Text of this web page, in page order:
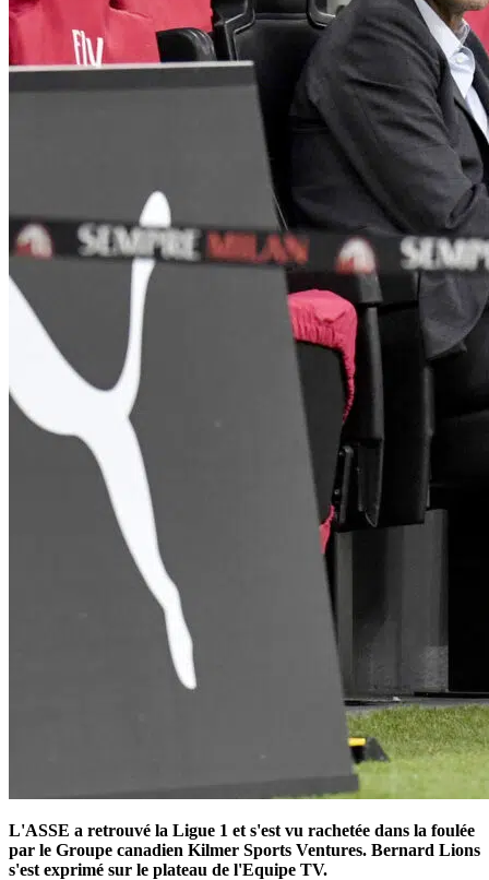
L'ASSE a retrouvé la Ligue 1 et s'est vu rachetée dans la foulée
par le Groupe canadien Kilmer Sports Ventures. Bernard Lions
s'est exprimé sur le plateau de l'Equipe TV.